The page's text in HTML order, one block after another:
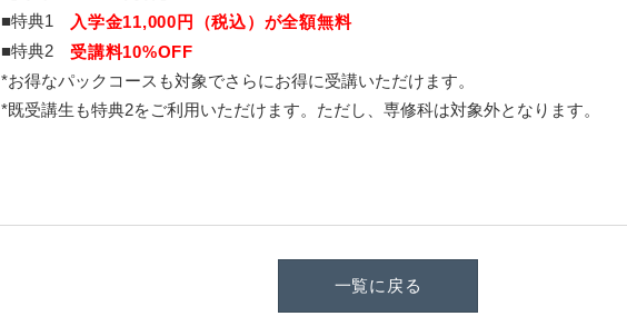
■特典1
入学金11,000円（税込）が全額無料
■特典2 受講料10%OFF
*お得なパックコースも対象でさらにお得に受講いただけます。
*既受講生も特典2をご利用いただけます。ただし、専修科は対象外となります。
一覧に戻る